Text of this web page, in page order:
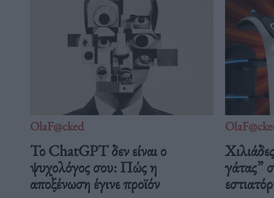
OlaF@cked
Το ChatGPT δεν είναι ο
ψυχολόγος σου: Πώς η
αποξένωση έγινε προϊόν
γάτας”